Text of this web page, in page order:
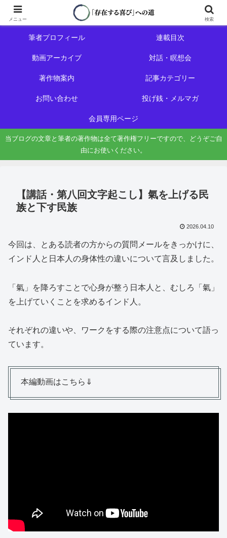
初めての方へ
筆者プロフィール 連載目次
動画アーカイブ 対話・瞑想会
著作物案内 記事カテゴリー
お問い合わせ 投げ銭・メルマガ
会員専用ページ
当ブログの文章と筆者の著作物は全て著作権フリーですので、どうぞご自
由にお使いください。
【講話・第八回文字起こし】氣を上げる民
族と下す民族
2026.04.10
今回は、とある読者の方からの質問メールをきっかけに、
インド人と日本人の身体性の違いについて言及しました。
「氣」を降ろすことで心身が整う日本人と、むしろ「氣」
を上げていくことを求めるインド人。
それぞれの違いや、ワークをする際の注意点について語っ
ています。
本編動画はこちら⇓
メニュー 検索